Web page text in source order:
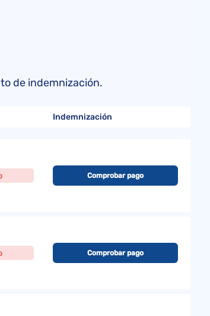
de indemnización.
Indemnización
Comprobar pago
Comprobar pago